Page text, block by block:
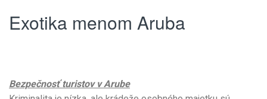
Exotika menom Aruba
Bezpečnosť turistov v Arube